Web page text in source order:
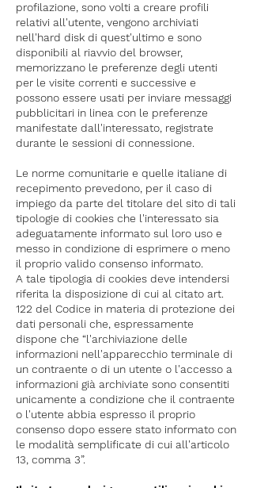
profilazione, sono volti a creare profili
relativi all'utente, vengono archiviati
nell'hard disk di quest'ultimo e sono
disponibili al riavvio del browser,
memorizzano le preferenze degli utenti
per le visite correnti e successive e
possono essere usati per inviare messaggi
pubblicitari in linea con le preferenze
manifestate dall'interessato, registrate
durante le sessioni di connessione.
Le norme comunitarie e quelle italiane di
recepimento prevedono, per il caso di
impiego da parte del titolare del sito di tali
tipologie di cookies che l'interessato sia
adeguatamente informato sul loro uso e
messo in condizione di esprimere o meno
il proprio valido consenso informato.
A tale tipologia di cookies deve intendersi
riferita la disposizione di cui al citato art.
122 del Codice in materia di protezione dei
dati personali che, espressamente
dispone che “l'archiviazione delle
informazioni nell'apparecchio terminale di
un contraente o di un utente o l'accesso a
informazioni già archiviate sono consentiti
unicamente a condizione che il contraente
o l'utente abbia espresso il proprio
consenso dopo essere stato informato con
le modalità semplificate di cui all'articolo
13, comma 3”.